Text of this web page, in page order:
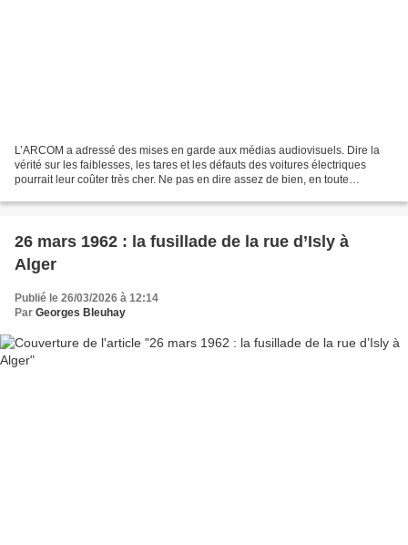
L’ARCOM a adressé des mises en garde aux médias audiovisuels. Dire la
vérité sur les faiblesses, les tares et les défauts des voitures électriques
pourrait leur coûter très cher. Ne pas en dire assez de bien, en toute
26 mars 1962 : la fusillade de la rue d’Isly à
Alger
Publié le 26/03/2026 à 12:14
Par Georges Bleuhay